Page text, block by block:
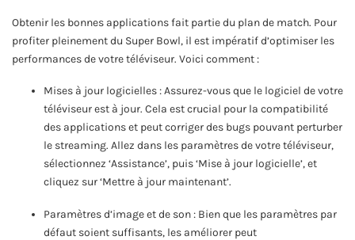
Obtenir les bonnes applications fait partie du plan de match. Pour
profiter pleinement du Super Bowl, il est impératif d’optimiser les
performances de votre téléviseur. Voici comment :
Mises à jour logicielles : Assurez-vous que le logiciel de votre
téléviseur est à jour. Cela est crucial pour la compatibilité
des applications et peut corriger des bugs pouvant perturber
le streaming. Allez dans les paramètres de votre téléviseur,
sélectionnez ‘Assistance’, puis ‘Mise à jour logicielle’, et
cliquez sur ‘Mettre à jour maintenant’.
Paramètres d’image et de son : Bien que les paramètres par
défaut soient suffisants, les améliorer peut